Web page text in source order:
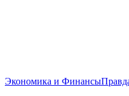
Экономика и Финансы